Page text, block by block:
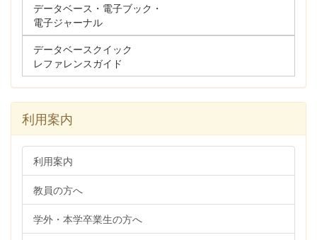
データベース・電子ブック・
電子ジャーナル
データベースクイック
レファレンスガイド
利用案内
利用案内
教員の方へ
学外・本学卒業生の方へ